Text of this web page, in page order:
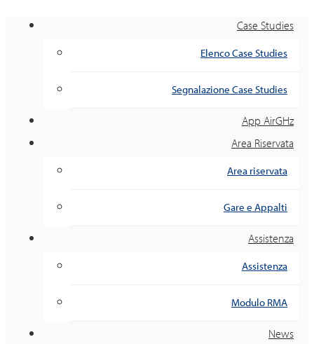
Case Studies
Elenco Case Studies
Segnalazione Case Studies
App AirGHz
Area Riservata
Area riservata
Gare e Appalti
Assistenza
Assistenza
Modulo RMA
News